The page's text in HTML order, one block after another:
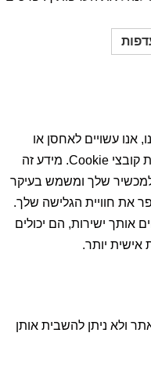
עשויים לאחסן או
לאחזר מידע בדפדפן שלך, בעיקר בצורת קובצי Cookie. מידע זה
שלך ומשמש בעיקר
את חוויית הגלישה שלך.
אותך ישירות, הם יכולים
אישית יותר.
ולא ניתן להשבית אותן